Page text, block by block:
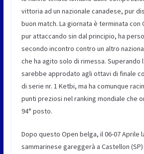
vittoria ad un nazionale canadese, pur
buon match. La giornata è terminata con
pur attaccando sin dal principio, ha
secondo incontro contro un altro
che ha agito solo di rimessa. Superando
sarebbe approdato agli ottavi di finale
di serie nr. 1 Ketbi, ma ha comunque
punti preziosi nel ranking mondiale che
94° posto.
Dopo questo Open belga, il 06-07 Aprile
sammarinese gareggerà a Castellon (SP)